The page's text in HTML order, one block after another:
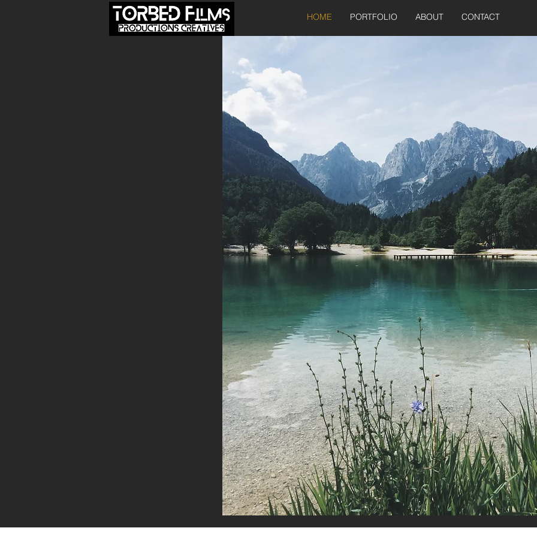
HOME PORTFOLIO ABOUT CONTACT
I AM A
FILMMAKER
IDEAS